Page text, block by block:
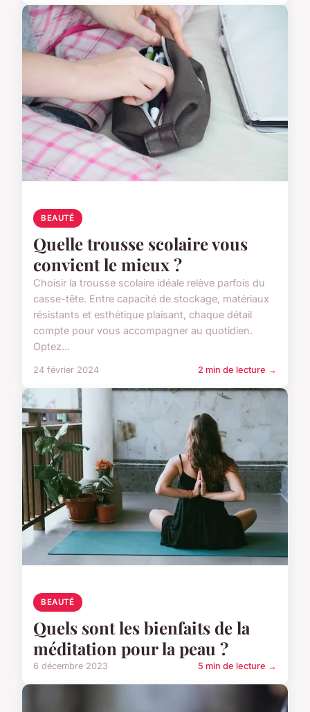
BEAUTÉ
Quelle trousse scolaire vous
convient le mieux ?
Choisir la trousse scolaire idéale relève parfois du
casse-tête. Entre capacité de stockage, matériaux
résistants et esthétique plaisant, chaque détail
compte pour vous accompagner au quotidien.
Optez...
24 février 2024 2 min de lecture →
BEAUTÉ
Quels sont les bienfaits de la
méditation pour la peau ?
6 décembre 2023 5 min de lecture →